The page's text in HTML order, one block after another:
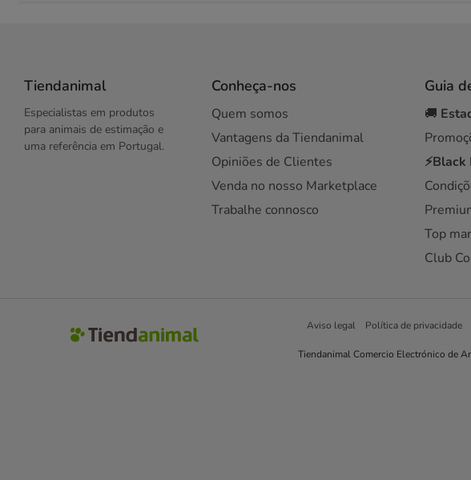
Tiendanimal
Especialistas em produtos
para animais de estimação e
uma referência em Portugal.
Conheça-nos
Quem somos
Vantagens da Tiendanimal
Opiniões de Clientes
Venda no nosso Marketplace
Trabalhe connosco
Guia
🚚
⚡Black
Top
Club
Aviso legal Política de privacidade
Tiendanimal Comercio Electrónico de